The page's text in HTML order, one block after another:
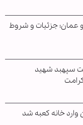
و عمان؛ جزئیات و شروط
سپهبد شهید
خانه کعبه شد